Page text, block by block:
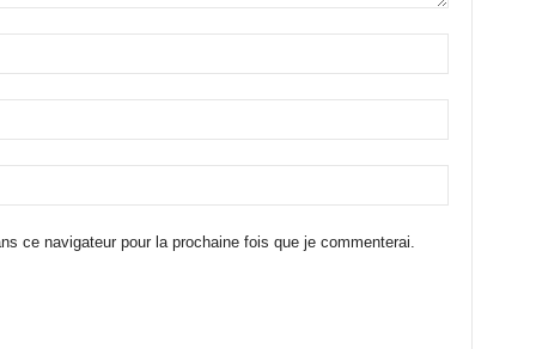
ce navigateur pour la prochaine fois que je commenterai.